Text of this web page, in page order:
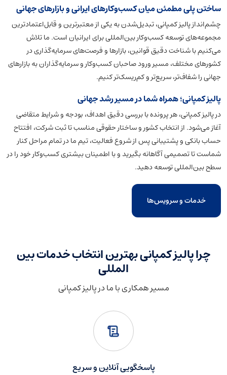
ساختن پلی مطمئن میان کسب‌وکارهای ایرانی و بازارهای جهانی
چشم‌انداز پالیز کمپانی، تبدیل‌شدن به یکی از معتبرترین و قابل‌اعتمادترین
مجموعه‌های توسعه کسب‌وکار بین‌المللی برای ایرانیان است. ما تلاش
می‌کنیم با شناخت دقیق قوانین، بازارها و فرصت‌های سرمایه‌گذاری در
کشورهای مختلف، مسیر ورود صاحبان کسب‌وکار و سرمایه‌گذاران به بازارهای
جهانی را شفاف‌تر، سریع‌تر و کم‌ریسک‌تر کنیم.
پالیز کمپانی؛ همراه شما در مسیر رشد جهانی
در پالیز کمپانی، هر پرونده با بررسی دقیق اهداف، بودجه و شرایط متقاضی
آغاز می‌شود. از انتخاب کشور و ساختار حقوقی مناسب تا ثبت شرکت، افتتاح
حساب بانکی و پشتیبانی پس از شروع فعالیت، تیم ما در تمام مراحل کنار
شماست تا تصمیمی آگاهانه بگیرید و با اطمینان بیشتری کسب‌وکار خود را در
سطح بین‌المللی توسعه دهید.
خدمات و سرویس‌ها
چرا پالیز کمپانی بهترین انتخاب خدمات بین
المللی
مسیر همکاری با ما در پالیز کمپانی
پاسخگویی آنلاین و سریع